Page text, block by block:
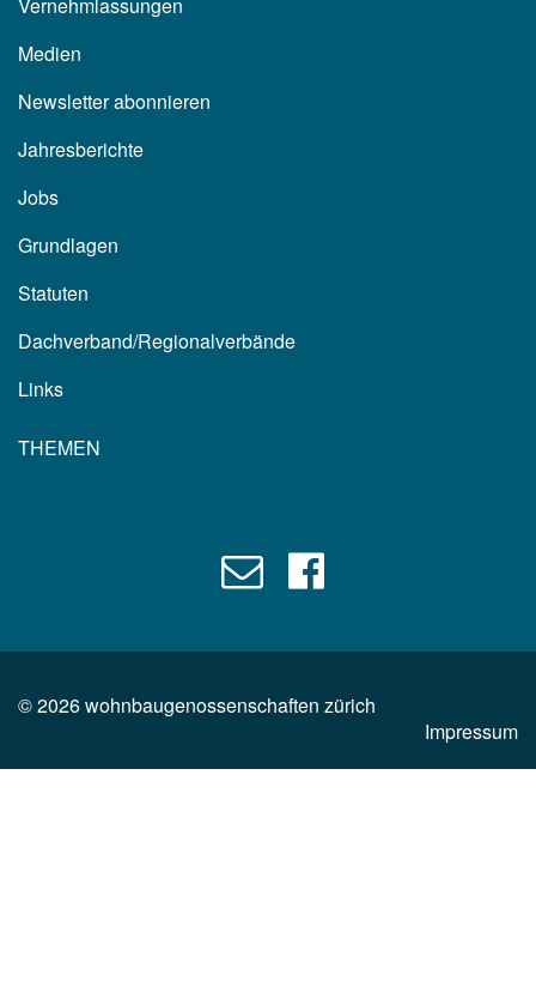
Vernehmlassungen
Medien
Newsletter abonnieren
Jahresberichte
Jobs
Grundlagen
Statuten
Dachverband/Regionalverbände
Links
THEMEN
©2026wohnbaugenossenschaften zürich
Impressum